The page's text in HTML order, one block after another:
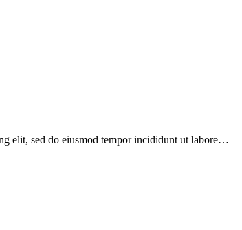
elit, sed do eiusmod tempor incididunt ut labore…